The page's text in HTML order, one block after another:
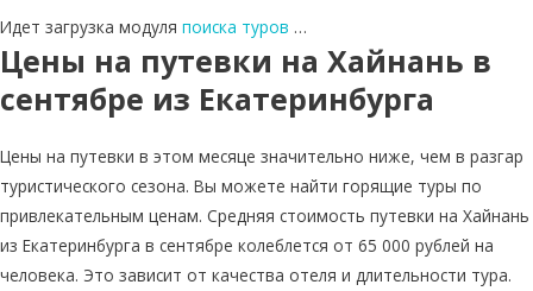
Идет загрузка модуля поиска туров …
Цены на путевки на Хайнань в
сентябре из Екатеринбурга
Цены на путевки в этом месяце значительно ниже, чем в разгар
туристического сезона. Вы можете найти горящие туры по
привлекательным ценам. Средняя стоимость путевки на Хайнань
из Екатеринбурга в сентябре колеблется от 65 000 рублей на
человека. Это зависит от качества отеля и длительности тура.